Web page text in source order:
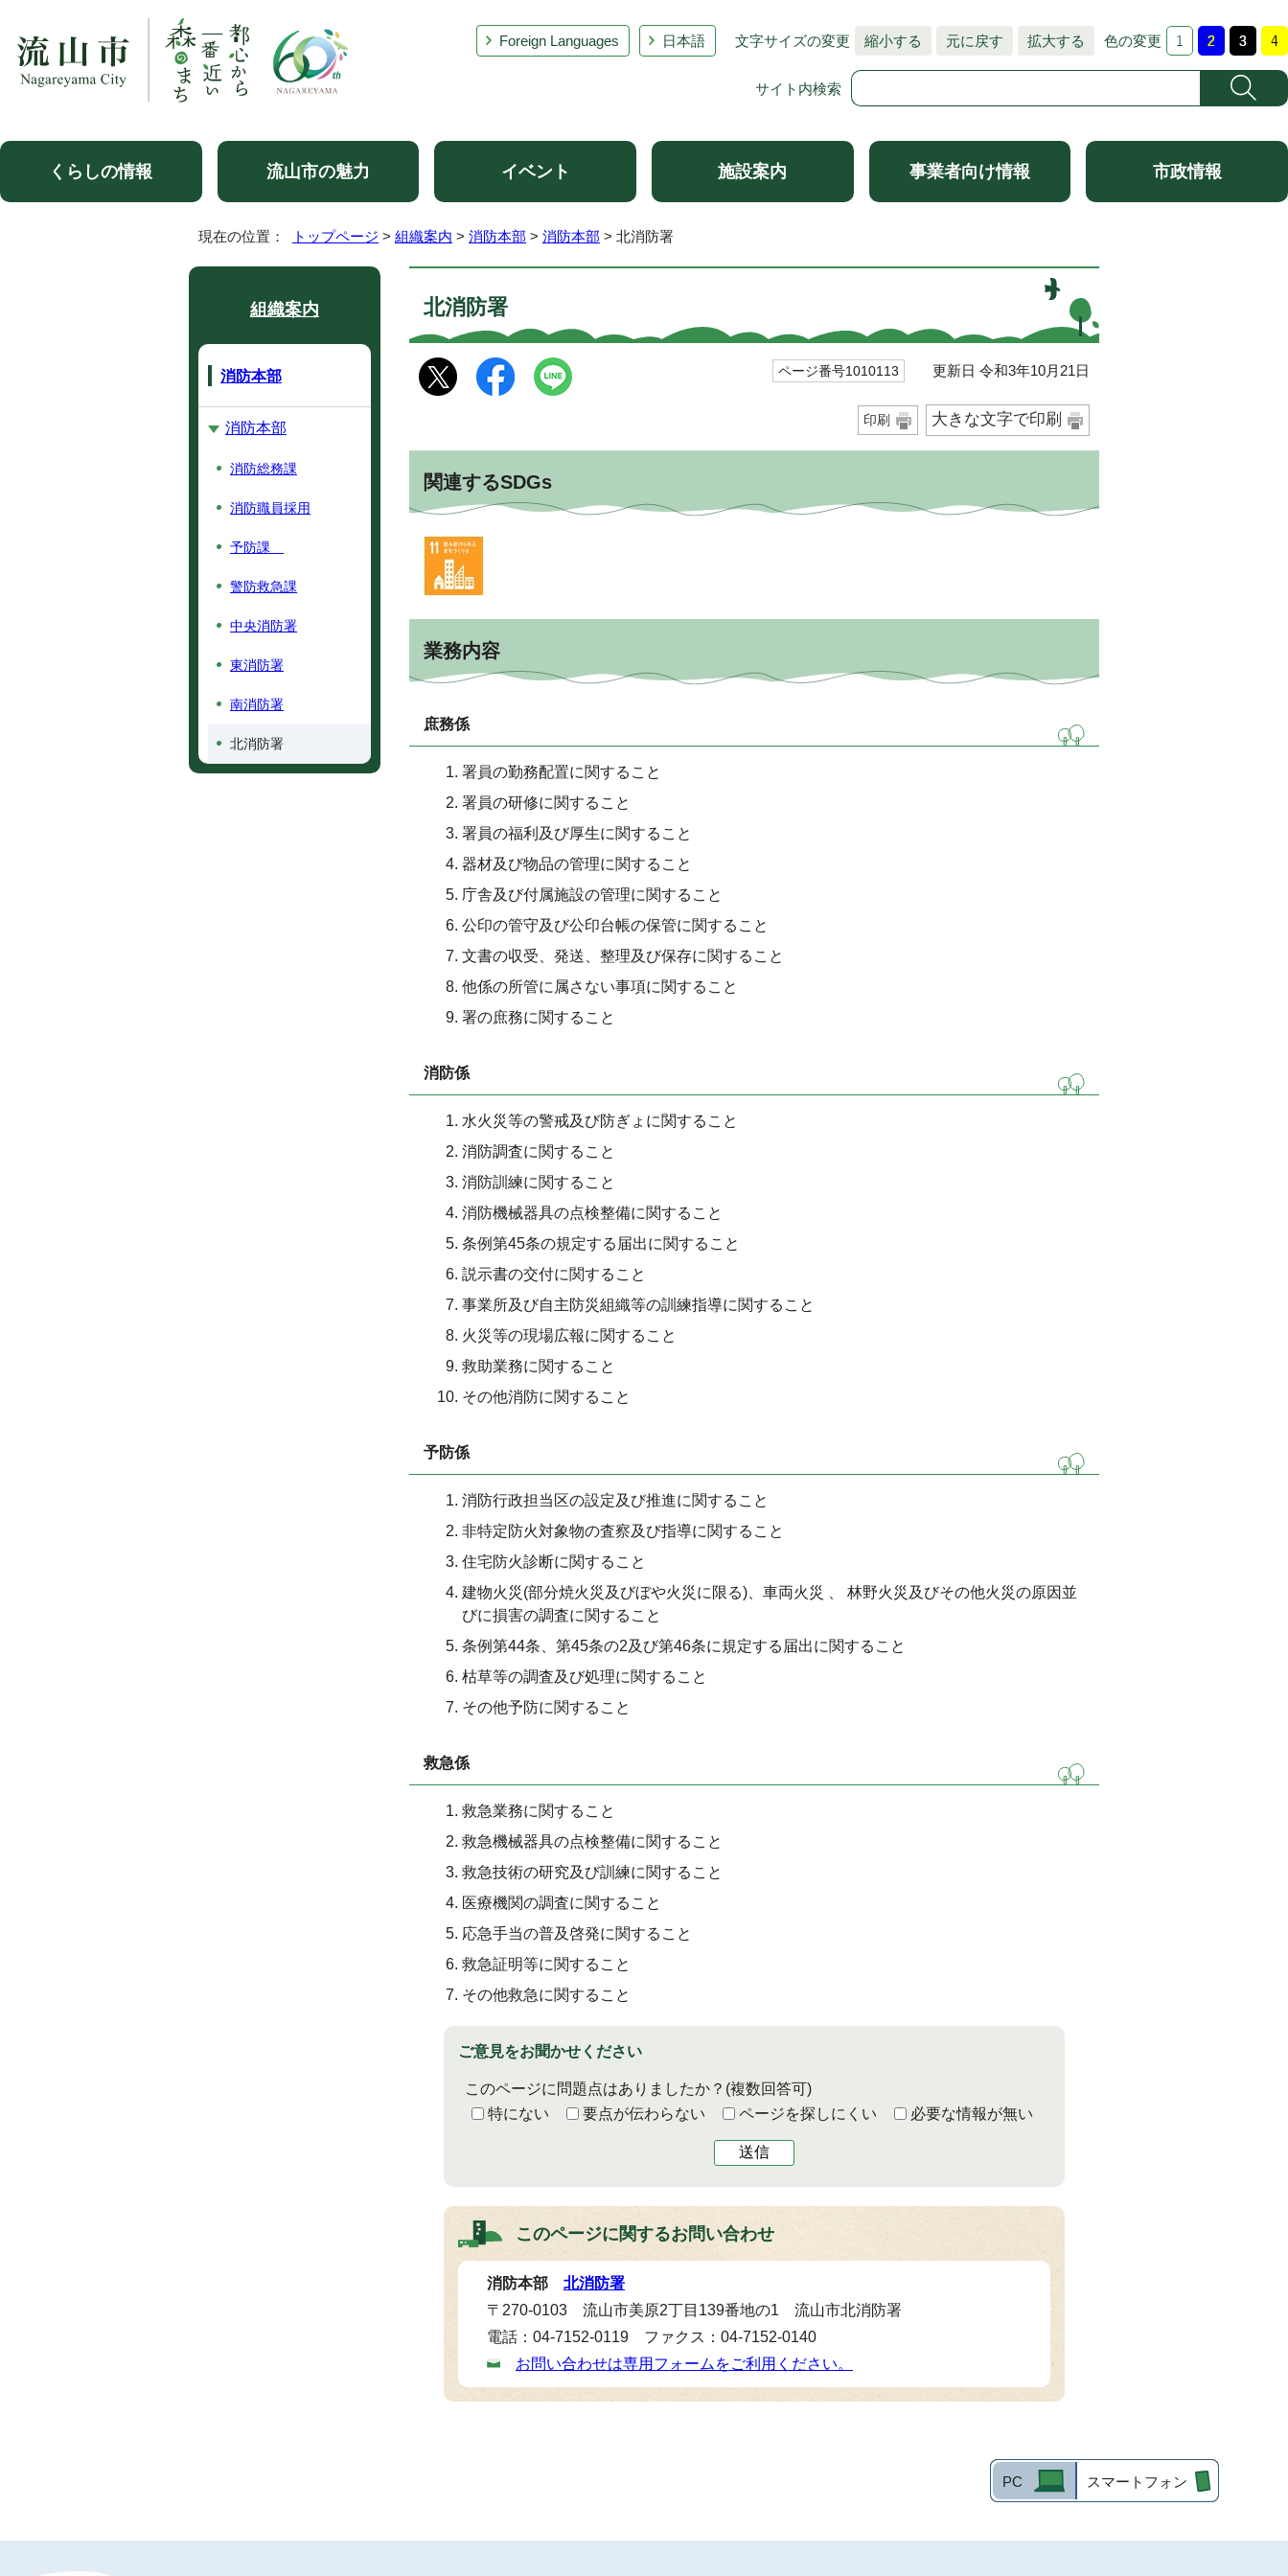
Foreign Languages 日本語 文字サイズの変更 縮小する 元に戻す 拡大する 色の変更
サイト内検索
くらしの情報 流山市の魅力 イベント 施設案内 事業者向け情報 市政情報
現在の位置： トップページ > 組織案内 > 消防本部 > 消防本部 > 北消防署
北消防署
ページ番号1010113 更新日 令和3年10月21日
印刷 大きな文字で印刷
関連するSDGs
業務内容
庶務係
署員の勤務配置に関すること
署員の研修に関すること
署員の福利及び厚生に関すること
器材及び物品の管理に関すること
庁舎及び付属施設の管理に関すること
公印の管守及び公印台帳の保管に関すること
文書の収受、発送、整理及び保存に関すること
他係の所管に属さない事項に関すること
署の庶務に関すること
消防係
水火災等の警戒及び防ぎょに関すること
消防調査に関すること
消防訓練に関すること
消防機械器具の点検整備に関すること
条例第45条の規定する届出に関すること
説示書の交付に関すること
事業所及び自主防災組織等の訓練指導に関すること
火災等の現場広報に関すること
救助業務に関すること
その他消防に関すること
予防係
消防行政担当区の設定及び推進に関すること
非特定防火対象物の査察及び指導に関すること
住宅防火診断に関すること
建物火災(部分焼火災及びぼや火災に限る)、車両火災 、 林野火災及びその他火災の原因並
びに損害の調査に関すること
条例第44条、第45条の2及び第46条に規定する届出に関すること
枯草等の調査及び処理に関すること
その他予防に関すること
救急係
救急業務に関すること
救急機械器具の点検整備に関すること
救急技術の研究及び訓練に関すること
医療機関の調査に関すること
応急手当の普及啓発に関すること
救急証明等に関すること
その他救急に関すること
ご意見をお聞かせください
このページに問題点はありましたか？ (複数回答可)
特にない
要点が伝わらない ページを探しにくい 必要な情報が無い
送信
このページに関するお問い合わせ
消防本部 北消防署
〒270-0103 流山市美原2丁目139番地の1 流山市北消防署
電話：04-7152-0119 ファクス：04-7152-0140
お問い合わせは専用フォームをご利用ください。
組織案内
消防本部
消防本部
消防総務課
消防職員採用
予防課
警防救急課
中央消防署
東消防署
南消防署
北消防署
PC スマートフォン